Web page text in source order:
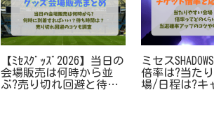
【ﾐｾｽｸﾞｯｽﾞ2026】当日の
会場販売は何時から並
ぶ?売り切れ回避と待ち
ミセス
倍率は?当た
場/日程は?キ